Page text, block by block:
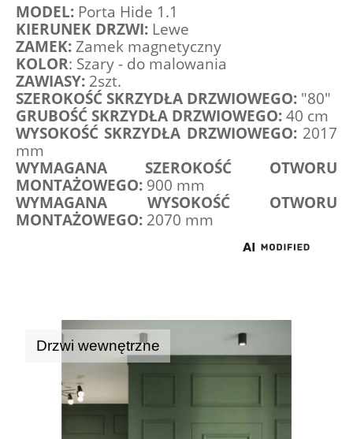
MODEL: Porta Hide 1.1
KIERUNEK DRZWI: Lewe
ZAMEK: Zamek magnetyczny
KOLOR: Szary - do malowania
ZAWIASY: 2szt.
SZEROKOŚĆ SKRZYDŁA DRZWIOWEGO: "80"
GRUBOŚĆ SKRZYDŁA DRZWIOWEGO: 40 cm
WYSOKOŚĆ SKRZYDŁA DRZWIOWEGO: 2017
mm
WYMAGANA SZEROKOŚĆ OTWORU
MONTAŻOWEGO: 900 mm
WYMAGANA WYSOKOŚĆ OTWORU
MONTAŻOWEGO: 2070 mm
Drzwi wewnętrzne